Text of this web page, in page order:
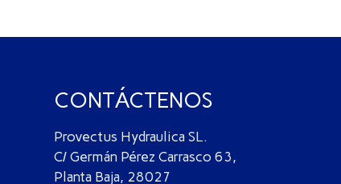
CONTÁCTENOS
Provectus Hydraulica SL.
C/ Germán Pérez Carrasco 63,
Planta Baja, 28027